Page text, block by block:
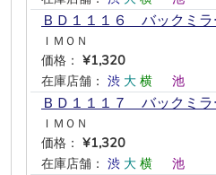
ＢＤ１１１６ バックミラ
ＩＭＯＮ
価格： ¥1,320
在庫店舗： 渋 大 横 池
ＢＤ１１１７ バックミラ
ＩＭＯＮ
価格： ¥1,320
在庫店舗： 渋 大 横 池